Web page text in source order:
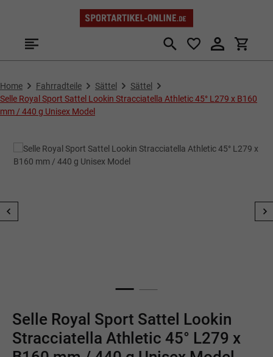
Zum Hauptinhalt springen
Home Fahrradteile Sättel
Sättel
Selle Royal Sport Sattel Lookin Stracciatella Athletic 45° L279 x B160
mm / 440 g Unisex Model
Selle Royal Sport Sattel Lookin
Stracciatella Athletic 45° L279 x